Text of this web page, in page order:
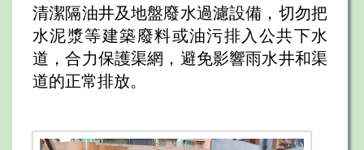
清潔隔油井及地盤廢水過濾設備，切勿把
水泥漿等建築廢料或油污排入公共下水
道，合力保護渠網，避免影響雨水井和渠
道的正常排放。